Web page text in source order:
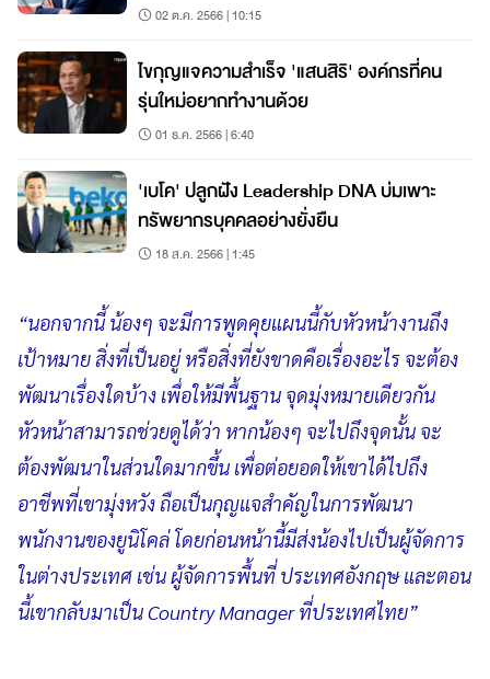
02 ต.ค. 2566 | 10:15
ไขกุญแจความสำเร็จ 'แสนสิริ' องค์กรที่คน
รุ่นใหม่อยากทำงานด้วย
01 ธ.ค. 2566 | 6:40
'เบโค' ปลูกฝัง Leadership DNA บ่มเพาะ
ทรัพยากรบุคคลอย่างยั่งยืน
18 ส.ค. 2566 | 1:45
“นอกจากนี้ น้องๆ จะมีการพูดคุยแผนนี้กับหัวหน้างานถึง
เป้าหมาย สิ่งที่เป็นอยู่ หรือสิ่งที่ยังขาดคือเรื่องอะไร จะต้อง
พัฒนาเรื่องใดบ้าง เพื่อให้มีพื้นฐาน จุดมุ่งหมายเดียวกัน
หัวหน้าสามารถช่วยดูได้ว่า หากน้องๆ จะไปถึงจุดนั้น จะ
ต้องพัฒนาในส่วนใดมากขึ้น เพื่อต่อยอดให้เขาได้ไปถึง
อาชีพที่เขามุ่งหวัง ถือเป็นกุญแจสำคัญในการพัฒนา
พนักงานของยูนิโคล่ โดยก่อนหน้านี้มีส่งน้องไปเป็นผู้จัดการ
ในต่างประเทศ เช่น ผู้จัดการพื้นที่ ประเทศอังกฤษ และตอน
นี้เขากลับมาเป็น Country Manager ที่ประเทศไทย”